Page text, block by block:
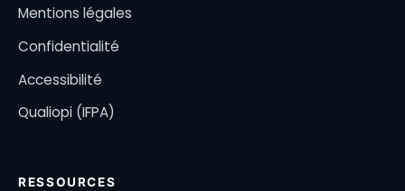
Mentions légales
Confidentialité
Accessibilité
Qualiopi (IFPA)
RESSOURCES